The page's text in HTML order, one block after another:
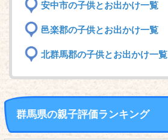
安中市の子供とお出かけ一覧
邑楽郡の子供とお出かけ一覧
北群馬郡の子供とお出かけ一覧
群馬県の親子評価ランキング